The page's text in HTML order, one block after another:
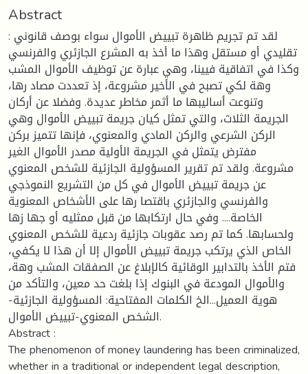
Abstract
: لقد تم تجريم ظاهرة تبييض الأموال سواء بوصف قانوني
تقليدي أو مستقل وهذا ما أخذ به المشرع الجازئري والفرنسي
وكذا في اتفاقية فيينا، وهي عبارة عن توظيف الأموال المشب
وهة لكي تصبح في الأخير مشروعة، إذ تعددت مصاد رها،
وتنوعت أساليبها ما أثمر مخاطر عديدة. وفضلا عن أركان
الجريمة الثلاث، والتي تمثل كيان جريمة تبييض الأموال وهي
الركن الشرعي والركن المادي والمعنوي، فإنها تتميز بركن
مفترض يتمثل في الجريمة الأولية مصدر الأموال الغير
مشروعة. ولقد تم تقرير المسؤولية الجازئية للشخص المعنوي
عن جريمة تبييض الأموال في كل من التشريع النموذجي
والفرنسي والجازئري باقتصا رها على الأشخاص المعنوية
الخاصة.... وفي حال ارتكابها من قبل ممثليه أو جها زها
ولحسابها. كما تم رصد عقوبات جازئية ردعية للشخص المعنوي
الخاص الذي يرتكب جريمة تبييض الأموال إلا أن هذا لا يكفي،
فتم الأخذ بالتدابير الوقائية كالإبلاغ عن الصفقات المشب وهة،
والأموال المودعة في البنوك إذا بلغت حد معين، والتأكد من
هوية العميل...الخ الكلمات المفتاحية: المسؤولية الجازئية-
الشخص المعنوي-تبييض الأموال.
Abstract :
The phenomenon of money laundering has been criminalized,
whether in a traditional or independent legal description,